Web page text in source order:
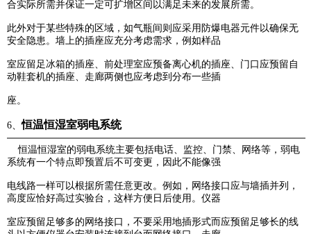
合实际所需并保证一定可扩增区间以满足未来的发展所需。
此外对于某些特殊的区域，如气瓶间则应采用防爆电器元件以确保无
安全隐患。墙上的插座应充分考虑需求，例如样品
室应留足冰箱的插座、前处理室应预备离心机的插座、门口应预留自
动鞋套机的插座、走廊两侧也应考虑到分布一些插
座。
6、恒温恒湿室弱电系统
恒温恒湿室的弱电系统主要包括电话、监控、门禁、网络等，弱电
系统有一个特点即预置后不可变更，因此不能像强
电线路一样可以根据所需任意更改。例如，网络接口应与墙插并列，
高度应恰好高过实验台，这样方便日后使用。仪器
室应预留足够多的网络接口，不要采用地插形式而应预留足够长的线